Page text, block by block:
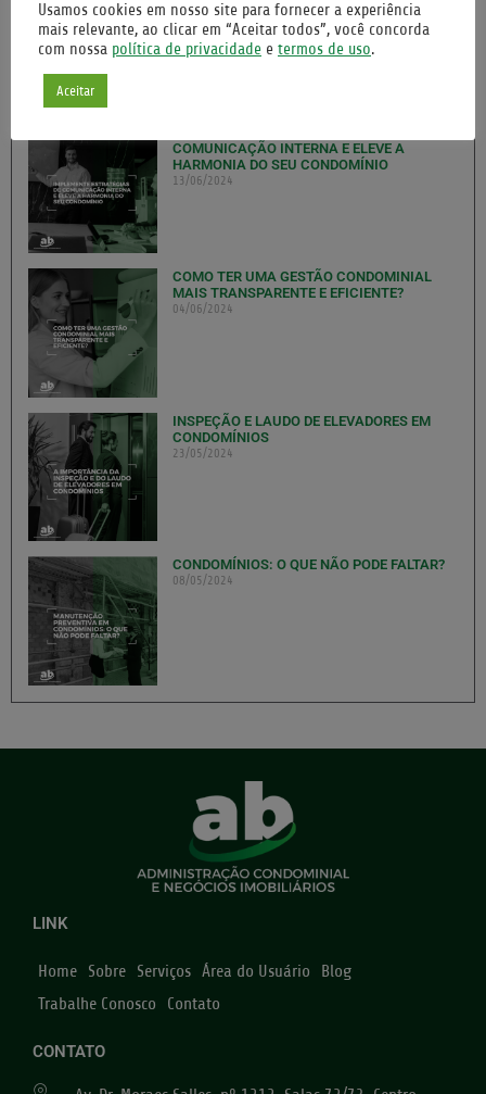
COMUNICAÇÃO INTERNA E ELEVE A
HARMONIA DO SEU CONDOMÍNIO
13/06/2024
COMO TER UMA GESTÃO CONDOMINIAL
MAIS TRANSPARENTE E EFICIENTE?
04/06/2024
INSPEÇÃO E LAUDO DE ELEVADORES EM
CONDOMÍNIOS
23/05/2024
CONDOMÍNIOS: O QUE NÃO PODE FALTAR?
08/05/2024
LINK
Home Sobre Serviços Área do Usuário
Blog
Trabalhe Conosco
Contato
CONTATO
Usamos cookies em nosso site para fornecer a experiência
mais relevante, ao clicar em “Aceitar todos”, você concorda
com nossa política de privacidade e termos de uso.
Aceitar